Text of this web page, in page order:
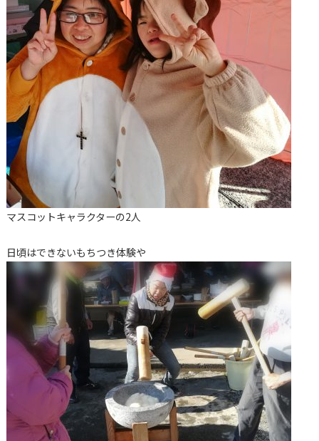
マスコットキャラクターの2人
日頃はできないもちつき体験や